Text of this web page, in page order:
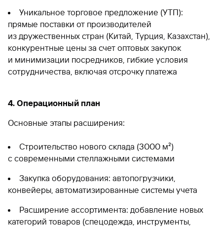
Уникальное торговое предложение (УТП):
прямые поставки от производителей
из дружественных стран (Китай, Турция, Казахстан),
конкурентные цены за счет оптовых закупок
и минимизации посредников, гибкие условия
сотрудничества, включая отсрочку платежа
4. Операционный план
Основные этапы расширения:
Строительство нового склада (3000 м²)
с современными стеллажными системами
Закупка оборудования: автопогрузчики,
конвейеры, автоматизированные системы учета
Расширение ассортимента: добавление новых
категорий товаров (спецодежда, инструменты,